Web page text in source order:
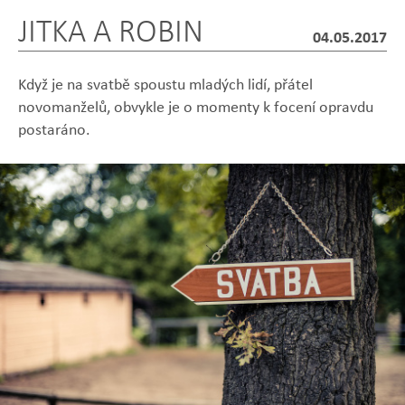
Zobrazit
fotografii
Zobrazit
fotografii
Zobrazit
fotografii
Zobrazit
fotografii
Zobrazit
fotografii
JITKA A ROBIN 04.05.2017
Když je na svatbě spoustu mladých lidí, přátel
novomanželů, obvykle je o momenty k focení opravdu
postaráno.